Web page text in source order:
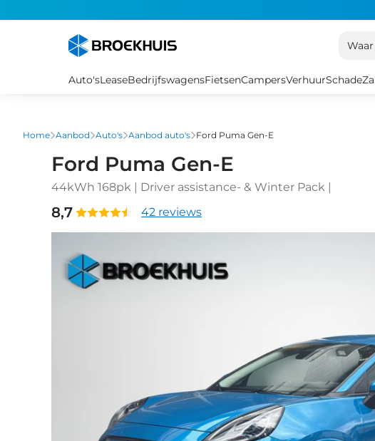
Auto'sLeaseBedrijfswagensFietsenCampersVerhuurSchade
Home Aanbod Auto's Aanbod auto's Ford Puma Gen-E
Ford Puma Gen-E
44kWh 168pk | Driver assistance- & Winter Pack |
8,7 42 reviews